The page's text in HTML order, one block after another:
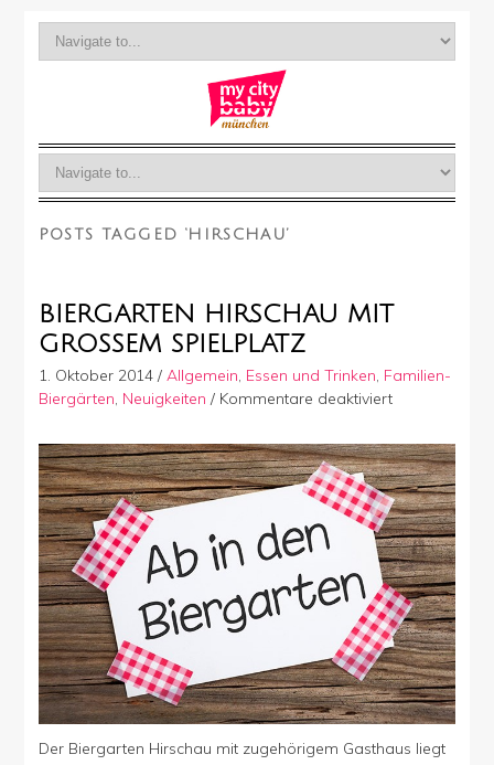
POSTS TAGGED ‘HIRSCHAU’
BIERGARTEN HIRSCHAU MIT
GROSSEM SPIELPLATZ
1. Oktober 2014/ Allgemein, Essen und Trinken, Familien-
Biergärten, Neuigkeiten / Kommentare deaktiviertfür
Hirschau
mit
großem
Spielplatz
Der Biergarten Hirschau mit zugehörigem Gasthaus liegt